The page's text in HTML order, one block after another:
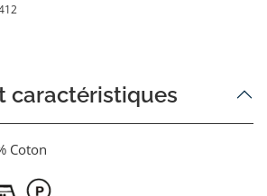
caractéristiques
Coton